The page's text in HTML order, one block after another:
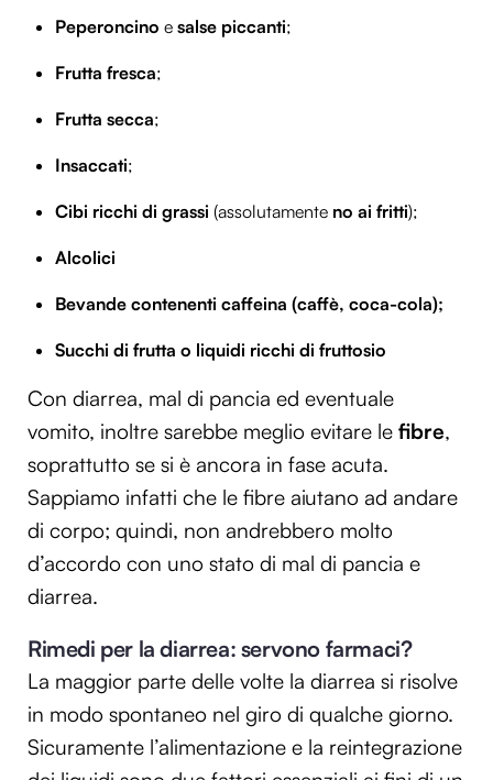
Peperoncino e salse piccanti;
Frutta fresca;
Frutta secca;
Insaccati;
Cibi ricchi di grassi (assolutamente no ai fritti);
Alcolici
Bevande contenenti caffeina (caffè, coca-cola);
Succhi di frutta o liquidi ricchi di fruttosio
Con diarrea, mal di pancia ed eventuale
vomito, inoltre sarebbe meglio evitare le fibre,
soprattutto se si è ancora in fase acuta.
Sappiamo infatti che le fibre aiutano ad andare
di corpo; quindi, non andrebbero molto
d’accordo con uno stato di mal di pancia e
diarrea.
Rimedi per la diarrea: servono farmaci?
La maggior parte delle volte la diarrea si risolve
in modo spontaneo nel giro di qualche giorno.
Sicuramente l’alimentazione e la reintegrazione